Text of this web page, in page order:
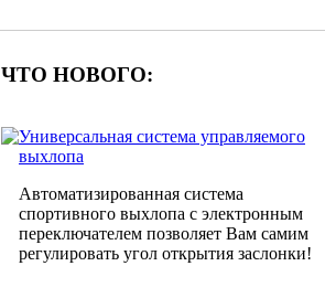
ЧТО НОВОГО:
Универсальная система управляемого
выхлопа
Автоматизированная система
спортивного выхлопа с электронным
переключателем позволяет Вам самим
регулировать угол открытия заслонки!